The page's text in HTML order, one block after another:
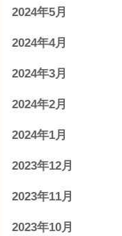
2024年5月
2024年4月
2024年3月
2024年2月
2024年1月
2023年12月
2023年11月
2023年10月